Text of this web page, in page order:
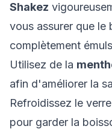
Shakez
vous assurer que
complètement
Utilisez de la
afin d'améliorer la
Refroidissez le
pour garder la